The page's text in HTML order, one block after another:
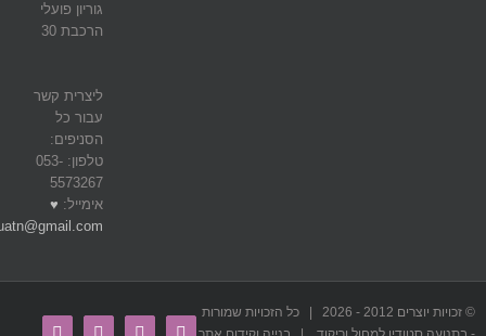
גוריון פועלי
הרכבת 30
ליצרית קשר
עבור כל
הסניפים:
טלפון: 053-
5573267
אימייל: ♥
© זכויות יוצרים 2012 -
2026 | כל הזכויות שמורות
Facebook
Instagram
Youtube